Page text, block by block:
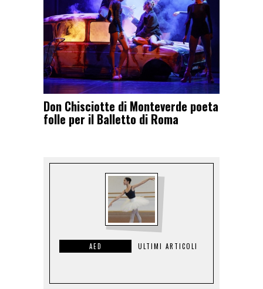
Don Chisciotte di Monteverde poeta
folle per il Balletto di Roma
AED ULTIMI ARTICOLI